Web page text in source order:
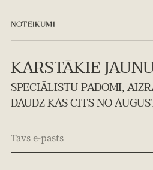
NOTEIKUMI
KARSTĀKIE
SPECIĀLISTU PADOMI,
DAUDZ KAS CITS NO
e-